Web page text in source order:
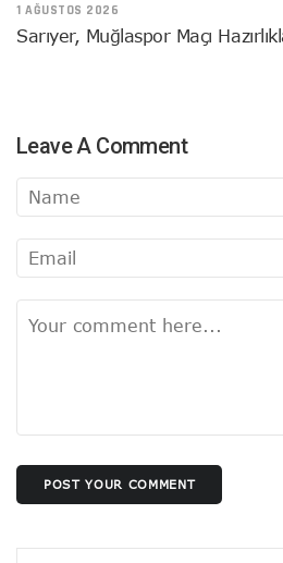
1 AĞUSTOS 2026
Sarıyer, Muğlaspor Maçı
Leave A Comment
POST YOUR COMMENT